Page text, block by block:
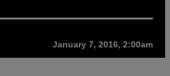
January 7, 2016, 2:00am